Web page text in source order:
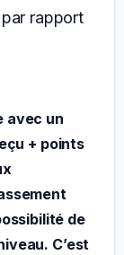
par rapport
avec un
+ points
de
C’est